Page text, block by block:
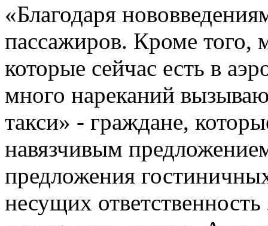
«Благодаря
пассажиров. Кроме того,
которые сейчас есть в
много нареканий
такси» - граждане,
навязчивым
предложения
несущих